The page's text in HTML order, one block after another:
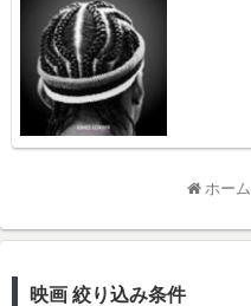
ホーム
映画 絞り込み条件